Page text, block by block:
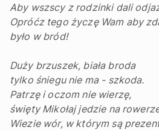
Aby wszscy z rodzinki dali
Opróćz tego życzę Wam aby
było w bród!
Duży brzuszek, biała broda
tylko śniegu nie ma - szkoda.
Patrzę i oczom nie wierzę,
święty Mikołaj jedzie na
Wiezie wór, w którym są